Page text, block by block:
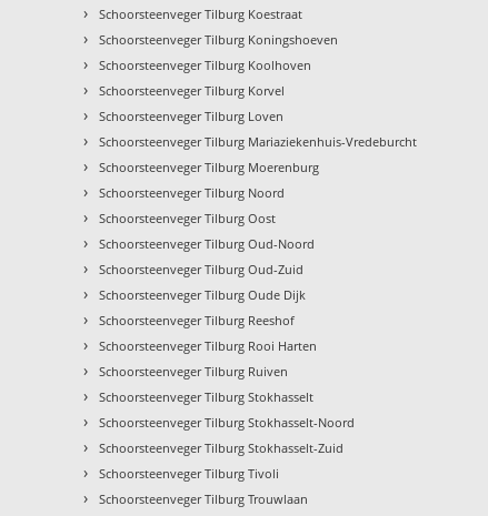
› Schoorsteenveger Tilburg Koestraat
› Schoorsteenveger Tilburg Koningshoeven
› Schoorsteenveger Tilburg Koolhoven
› Schoorsteenveger Tilburg Korvel
› Schoorsteenveger Tilburg Loven
› Schoorsteenveger Tilburg Mariaziekenhuis-Vredeburcht
› Schoorsteenveger Tilburg Moerenburg
› Schoorsteenveger Tilburg Noord
› Schoorsteenveger Tilburg Oost
› Schoorsteenveger Tilburg Oud-Noord
› Schoorsteenveger Tilburg Oud-Zuid
› Schoorsteenveger Tilburg Oude Dijk
› Schoorsteenveger Tilburg Reeshof
› Schoorsteenveger Tilburg Rooi Harten
› Schoorsteenveger Tilburg Ruiven
› Schoorsteenveger Tilburg Stokhasselt
› Schoorsteenveger Tilburg Stokhasselt-Noord
› Schoorsteenveger Tilburg Stokhasselt-Zuid
› Schoorsteenveger Tilburg Tivoli
› Schoorsteenveger Tilburg Trouwlaan